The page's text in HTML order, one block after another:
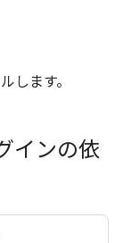
します。
インの依